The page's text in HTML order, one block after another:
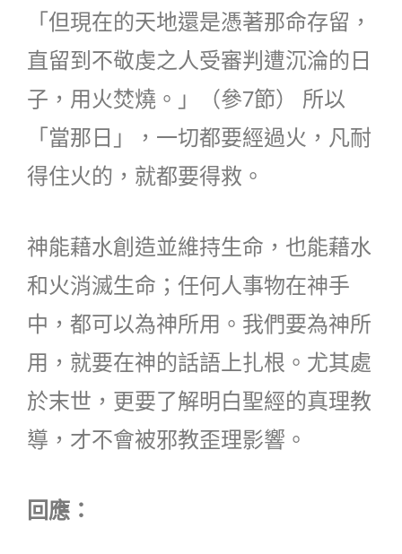
「但現在的天地還是憑著那命存留，
直留到不敬虔之人受審判遭沉淪的日
子，用火焚燒。」（參7節） 所以
「當那日」，一切都要經過火，凡耐
得住火的，就都要得救。
神能藉水創造並維持生命，也能藉水
和火消滅生命；任何人事物在神手
中，都可以為神所用。我們要為神所
用，就要在神的話語上扎根。尤其處
於末世，更要了解明白聖經的真理教
導，才不會被邪教歪理影響。
回應：